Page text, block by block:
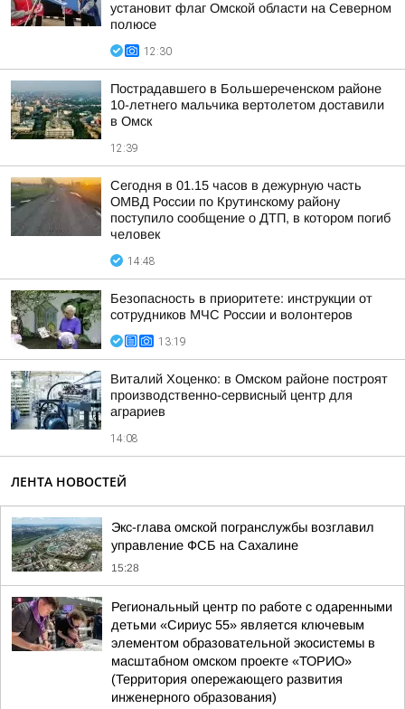
установит флаг Омской области на Северном
полюсе
12:30
Пострадавшего в Большереченском районе
10-летнего мальчика вертолетом доставили
в Омск
12:39
Сегодня в 01.15 часов в дежурную часть
ОМВД России по Крутинскому району
поступило сообщение о ДТП, в котором погиб
человек
14:48
Безопасность в приоритете: инструкции от
сотрудников МЧС России и волонтеров
13:19
Виталий Хоценко: в Омском районе построят
производственно-сервисный центр для
аграриев
14:08
ЛЕНТА НОВОСТЕЙ
Экс-глава омской погранслужбы возглавил
управление ФСБ на Сахалине
15:28
Региональный центр по работе с одаренными
детьми «Сириус 55» является ключевым
элементом образовательной экосистемы в
масштабном омском проекте «ТОРИО»
(Территория опережающего развития
инженерного образования)